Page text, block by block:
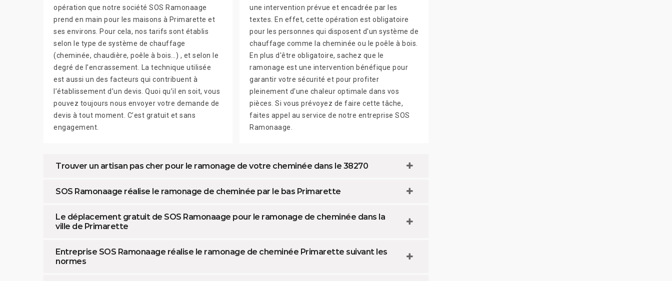
opération que notre société SOS Ramonaage
prend en main pour les maisons à Primarette et
ses environs. Pour cela, nos tarifs sont établis
selon le type de système de chauffage
(cheminée, chaudière, poêle à bois…) , et selon le
degré de l’encrassement. La technique utilisée
est aussi un des facteurs qui contribuent à
l’établissement d’un devis. Quoi qu’il en soit, vous
pouvez toujours nous envoyer votre demande de
devis à tout moment. C’est gratuit et sans
engagement.
une intervention prévue et encadrée par les
textes. En effet, cette opération est obligatoire
pour les personnes qui disposent d'un système de
chauffage comme la cheminée ou le poêle à bois.
En plus d'être obligatoire, sachez que le
ramonage est une intervention bénéfique pour
garantir votre sécurité et pour profiter
pleinement d'une chaleur optimale dans vos
pièces. Si vous prévoyez de faire cette tâche,
faites appel au service de notre entreprise SOS
Ramonaage.
Trouver un artisan pas cher pour le ramonage de votre cheminée dans le 38270
SOS Ramonaage réalise le ramonage de cheminée par le bas Primarette
Le déplacement gratuit de SOS Ramonaage pour le ramonage de cheminée dans la
ville de Primarette
Entreprise SOS Ramonaage réalise le ramonage de cheminée Primarette suivant les
normes